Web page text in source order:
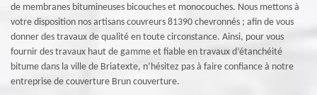
de membranes bitumineuses bicouches et monocouches. Nous mettons à
votre disposition nos artisans couvreurs 81390 chevronnés ; afin de vous
donner des travaux de qualité en toute circonstance. Ainsi, pour vous
fournir des travaux haut de gamme et fiable en travaux d’étanchéité
bitume dans la ville de Briatexte, n’hésitez pas à faire confiance à notre
entreprise de couverture Brun couverture.